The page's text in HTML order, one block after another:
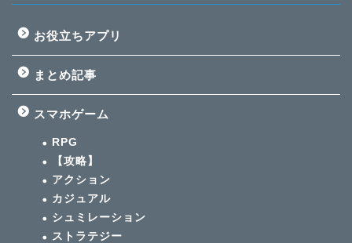
お役立ちアプリ
まとめ記事
スマホゲーム
RPG
【攻略】
アクション
カジュアル
シュミレーション
ストラテジー